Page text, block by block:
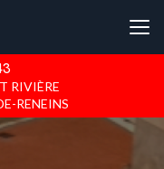
RIVIÈRE
RENEINS